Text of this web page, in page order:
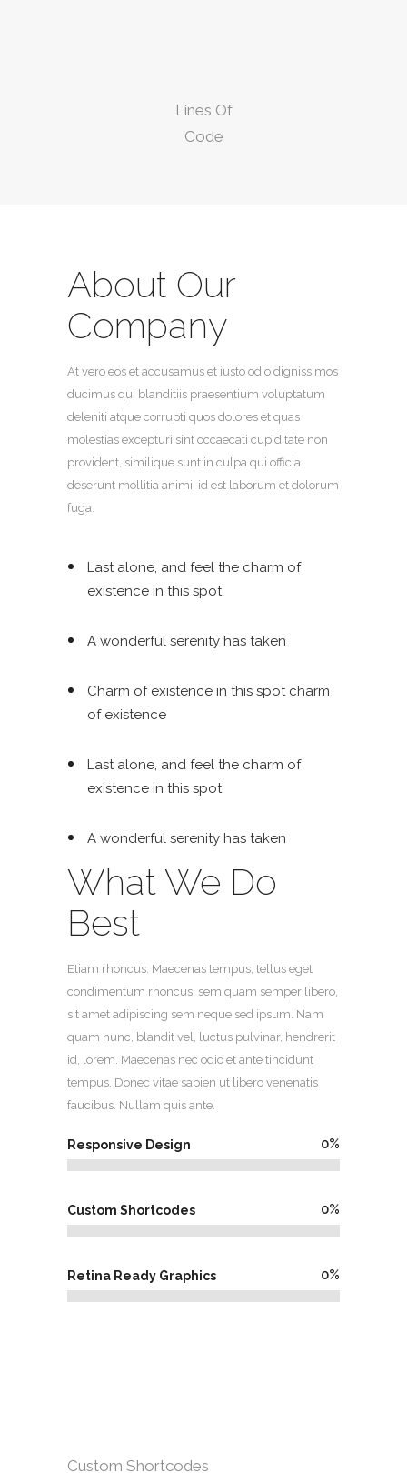
Lines Of
Code
About Our
Company
At vero eos et accusamus et iusto odio dignissimos
ducimus qui blanditiis praesentium voluptatum
deleniti atque corrupti quos dolores et quas
molestias excepturi sint occaecati cupiditate non
provident, similique sunt in culpa qui officia
deserunt mollitia animi, id est laborum et dolorum
fuga.
Last alone, and feel the charm of
existence in this spot
A wonderful serenity has taken
Charm of existence in this spot charm
of existence
Last alone, and feel the charm of
existence in this spot
A wonderful serenity has taken
What We Do
Best
Etiam rhoncus. Maecenas tempus, tellus eget
condimentum rhoncus, sem quam semper libero,
sit amet adipiscing sem neque sed ipsum. Nam
quam nunc, blandit vel, luctus pulvinar, hendrerit
id, lorem. Maecenas nec odio et ante tincidunt
tempus. Donec vitae sapien ut libero venenatis
faucibus. Nullam quis ante.
Responsive Design 0%
Custom Shortcodes 0%
Retina Ready Graphics 0%
Custom Shortcodes